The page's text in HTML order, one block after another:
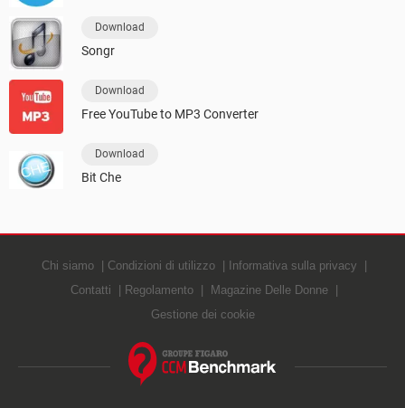
Download
Songr
Download
Free YouTube to MP3 Converter
Download
Bit Che
Chi siamo Condizioni di utilizzo
Informativa sulla privacy
Contatti
Regolamento
Magazine Delle Donne
Gestione dei cookie